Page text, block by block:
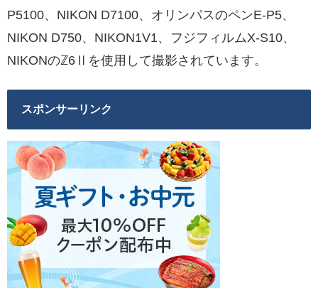
P5100、NIKON D7100、オリンパスのペンE-P5、
NIKON D750、NIKON1V1、フジフィルムX-S10、
NIKONのℤ6Ⅱを使用して撮影されています。
スポンサーリンク